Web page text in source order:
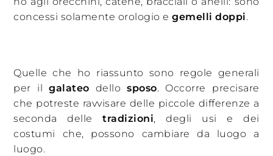
concessi solamente orologio egemelli doppi.
Quelle che ho riassunto sono regole generali
per ilgalateo dellosposo. Occorre precisare
che potreste ravvisare delle piccole differenze a
seconda delletradizioni, degli usi e dei
costumi che, possono cambiare da luogo a
luogo.